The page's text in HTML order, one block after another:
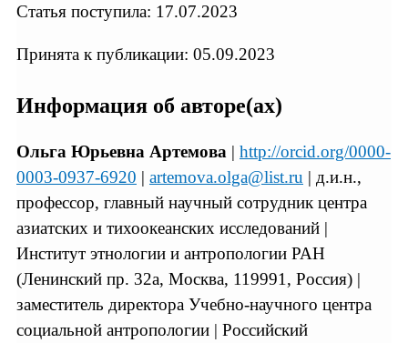
Статья поступила: 17.07.2023
Принята к публикации: 05.09.2023
Информация об авторе(ах)
Ольга Юрьевна Артемова | http://orcid.org/0000-
0003-0937-6920 | artemova.olga@list.ru | д.и.н.,
профессор, главный научный сотрудник центра
азиатских и тихоокеанских исследований |
Институт этнологии и антропологии РАН
(Ленинский пр. 32а, Москва, 119991, Россия) |
заместитель директора Учебно-научного центра
социальной антропологии | Российский